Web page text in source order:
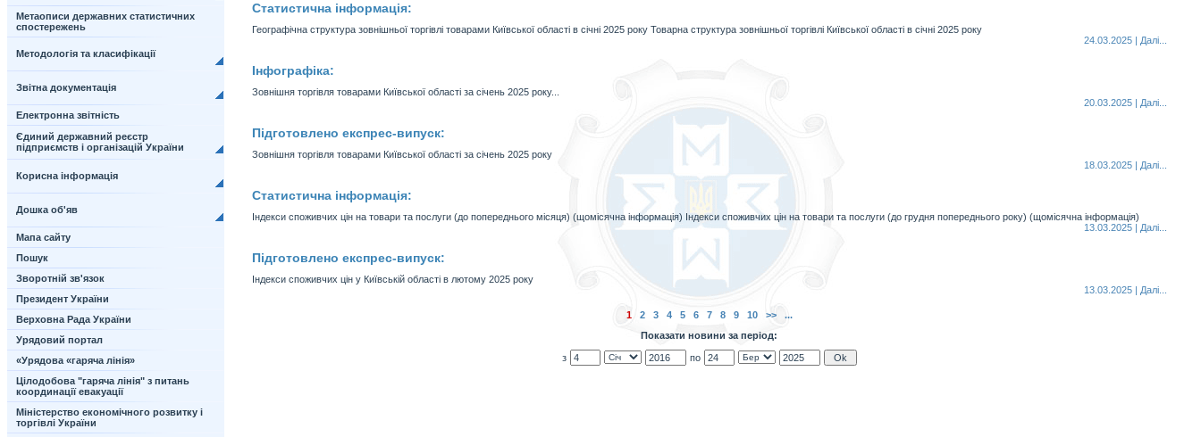
Метаописи державних статистичних
спостережень
Методологія та класифікації
Звітна документація
Електронна звітність
Єдиний державний реєстр
підприємств і організацій України
Корисна інформація
Дошка об'яв
Мапа сайту
Пошук
Зворотній зв'язок
Президент України
Верховна Рада України
Урядовий портал
«Урядова «гаряча лінія»
Цілодобова "гаряча лінія" з питань
координації евакуації
Міністерство економічного розвитку і
торгівлі України
Статистична інформація:
Географічна структура зовнішньої торгівлі товарами Київської області в січні 2025 року Товарна структура зовнішньої торгівлі Київської області в січні 2025 року
24.03.2025 | Далi...
Інфографіка:
Зовнішня торгівля товарами Київської області за січень 2025 року...
20.03.2025 | Далi...
Підготовлено експрес-випуск:
Зовнішня торгівля товарами Київської області за січень 2025 року
18.03.2025 | Далi...
Статистична інформація:
Індекси споживчих цін на товари та послуги (до попереднього місяця) (щомісячна інформація) Індекси споживчих цін на товари та послуги (до грудня попереднього року) (щомісячна інформація)
13.03.2025 | Далi...
Підготовлено експрес-випуск:
Індекси споживчих цін у Київській області в лютому 2025 року
13.03.2025 | Далi...
1 2 3 4 5 6 7 8 9 10 >>
...
Показати новини за період:
з по